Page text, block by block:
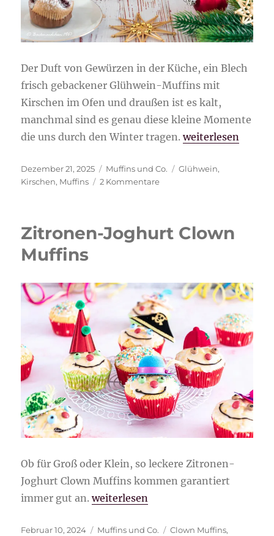
Der Duft von Gewürzen in der Küche, ein Blech
frisch gebackener Glühwein-Muffins mit
Kirschen im Ofen und draußen ist es kalt,
manchmal sind es genau diese kleine Momente
die uns durch den Winter tragen.„Glühwein-
weiterlesen
Veröffentlicht
am
Dezember 21, 2025 Kategorien
Muffins und Co. Schlagwörter
Glühwein,
Kirschen, Muffins 2 Kommentarezu
Kirschen
Zitronen-Joghurt Clown
Muffins
Ob für Groß oder Klein, so leckere Zitronen-
Joghurt Clown Muffins kommen garantiert
immer gut an.„Zitronen-Joghurt Clown Muffins“
weiterlesen
Veröffentlicht
Februar 10, 2024 Kategorien
Muffins und Co. Schlagwörter
Clown Muffins,